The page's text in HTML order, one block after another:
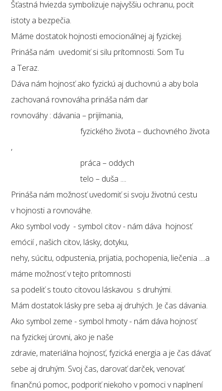
Šťastná hviezda symbolizuje najvyššiu ochranu, pocit
istoty a bezpečia.
Máme dostatok hojnosti emocionálnej aj fyzickej.
Prináša nám uvedomiť si silu prítomnosti. Som Tu
a Teraz.
Dáva nám hojnosť ako fyzickú aj duchovnú a aby bola
zachovaná rovnováha prináša nám dar
rovnováhy : dávania – prijímania,
fyzického života – duchovného života
,
práca – oddych
telo – duša ....
Prináša nám možnosť uvedomiť si svoju životnú cestu
v hojnosti a rovnováhe.
Ako symbol vody - symbol citov - nám dáva hojnosť
emócií , našich citov, lásky, dotyku,
nehy, súcitu, odpustenia, prijatia, pochopenia, liečenia ....a
máme možnosť v tejto prítomnosti
sa podeliť s touto citovou láskavou s druhými.
Mám dostatok lásky pre seba aj druhých. Je čas dávania.
Ako symbol zeme - symbol hmoty - nám dáva hojnosť
na fyzickej úrovni, ako je naše
zdravie, materiálna hojnosť, fyzická energia a je čas dávať
sebe aj druhým. Svoj čas, darovať darček, venovať
finančnú pomoc, podporiť niekoho v pomoci v naplnení